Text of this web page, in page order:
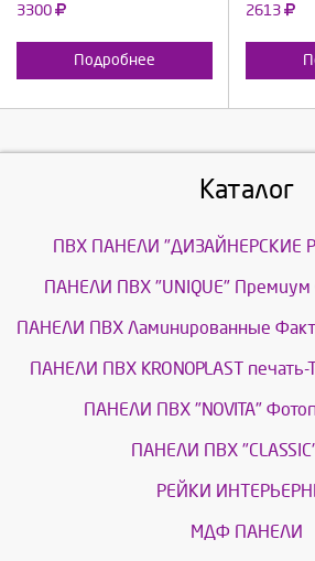
3300
Подробнее
2613
Каталог
ПВХ ПАНЕЛИ "ДИЗАЙНЕРСКИЕ
ПАНЕЛИ ПВХ "UNIQUE" Премиум
ПАНЕЛИ ПВХ Ламинированные
ПАНЕЛИ ПВХ KRONOPLAST
ПАНЕЛИ ПВХ "NOVITA"
ПАНЕЛИ ПВХ
РЕЙКИ
МДФ ПАНЕЛИ